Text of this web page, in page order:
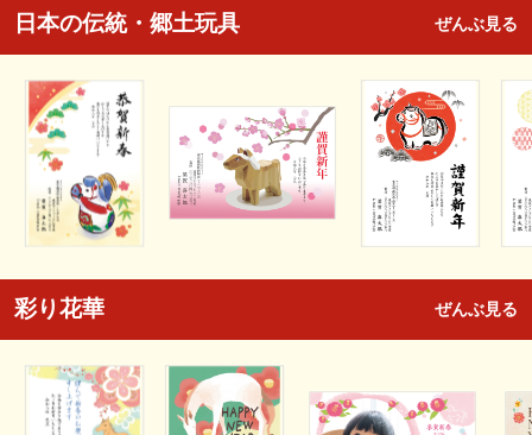
日本の伝統・郷土玩具 ぜんぶ見る
彩り花華 ぜんぶ見る